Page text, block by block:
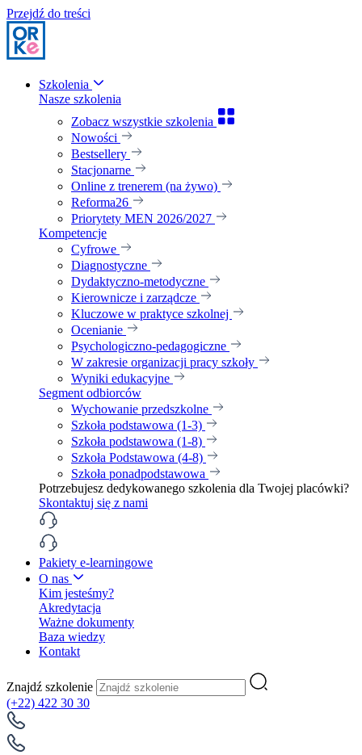
Przejdź do treści
Szkolenia
Nasze szkolenia
Zobacz wszystkie szkolenia
Nowości
Bestsellery
Stacjonarne
Online z trenerem (na żywo)
Reforma26
Priorytety MEN 2026/2027
Kompetencje
Cyfrowe
Diagnostyczne
Dydaktyczno-metodyczne
Kierownicze i zarządcze
Kluczowe w praktyce szkolnej
Ocenianie
Psychologiczno-pedagogiczne
W zakresie organizacji pracy szkoły
Wyniki edukacyjne
Segment odbiorców
Wychowanie przedszkolne
Szkoła podstawowa (1-3)
Szkoła podstawowa (1-8)
Szkoła Podstawowa (4-8)
Szkoła ponadpodstawowa
Potrzebujesz dedykowanego szkolenia dla Twojej placówki?
Skontaktuj się z nami
Pakiety e-learningowe
O nas
Kim jesteśmy?
Akredytacja
Ważne dokumenty
Baza wiedzy
Kontakt
Znajdź szkolenie
(+22) 422 30 30